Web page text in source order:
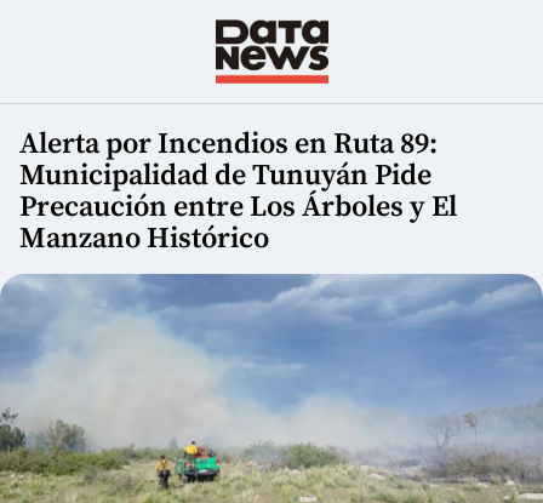
Alerta por Incendios en Ruta 89:
Municipalidad de Tunuyán Pide
Precaución entre Los Árboles y El
Manzano Histórico